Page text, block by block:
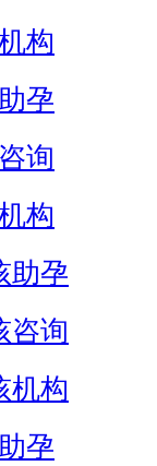
构
孕
询
构
助孕
咨询
机构
孕